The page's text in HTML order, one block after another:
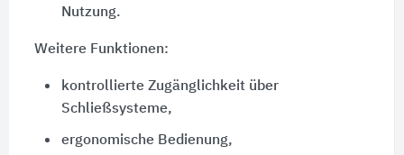
Nutzung.
Weitere Funktionen:
kontrollierte Zugänglichkeit über
Schließsysteme,
ergonomische Bedienung,